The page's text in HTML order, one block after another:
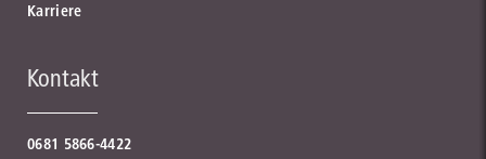
Karriere
Kontakt
0681 5866-4422